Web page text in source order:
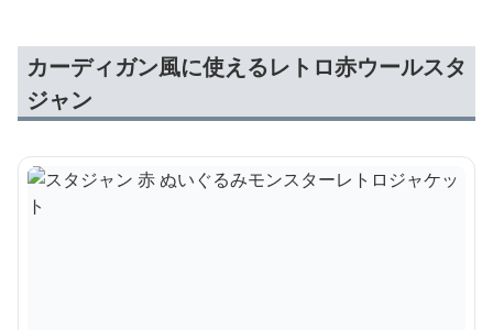
カーディガン風に使えるレトロ赤ウールスタ
ジャン